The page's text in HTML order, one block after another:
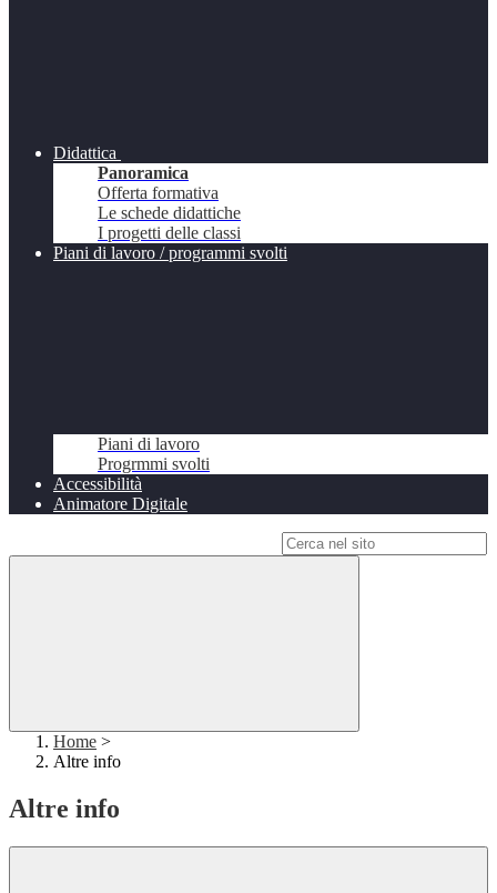
Didattica
Panoramica
Offerta formativa
Le schede didattiche
I progetti delle classi
Piani di lavoro / programmi svolti
Piani di lavoro
Progrmmi svolti
Accessibilità
Animatore Digitale
Home >
Altre info
Altre info